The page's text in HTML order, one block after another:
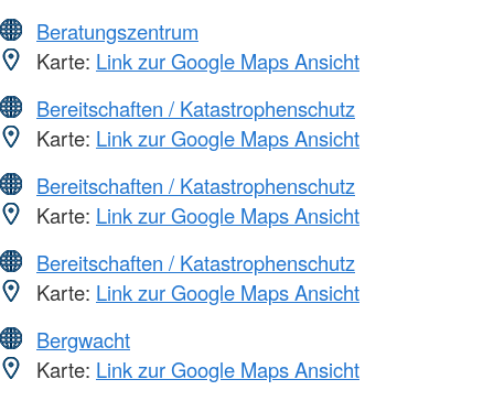
Beratungszentrum
Karte: Link zur Google Maps Ansicht
Bereitschaften / Katastrophenschutz
Karte: Link zur Google Maps Ansicht
Bereitschaften / Katastrophenschutz
Karte: Link zur Google Maps Ansicht
Bereitschaften / Katastrophenschutz
Karte: Link zur Google Maps Ansicht
Bergwacht
Karte: Link zur Google Maps Ansicht